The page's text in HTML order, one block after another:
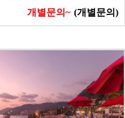
개별문의~ (개별문의)